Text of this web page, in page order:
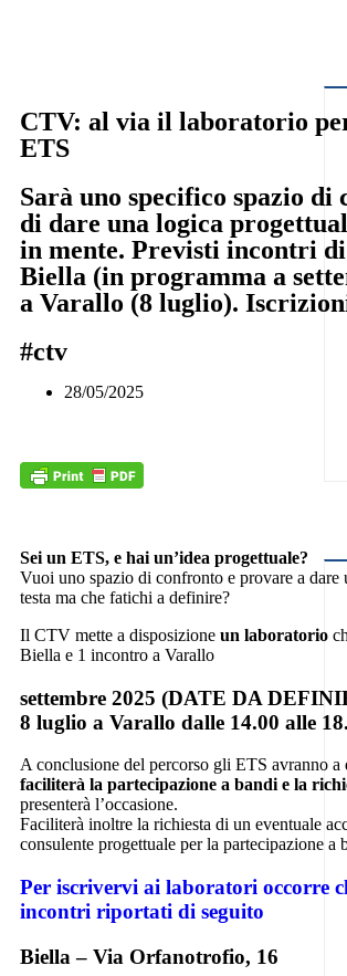
CTV: al via il laboratorio
ETS
Sarà uno specifico spazio
di dare una logica
in mente. Previsti incontri
Biella (in programma a
a Varallo (8 luglio).
#ctv
28/05/2025
Sei un ETS, e hai un’idea progettuale?
Vuoi uno spazio di confronto e provare a dare
testa ma che fatichi a definire?
Il CTV mette a disposizione un laboratorio
Biella e 1 incontro a Varallo
settembre 2025 (DATE DA
8 luglio a Varallo dalle 14.00 alle
A conclusione del percorso gli ETS avranno a
faciliterà la partecipazione a bandi e la
presenterà l’occasione.
Faciliterà inoltre la richiesta di un eventuale
consulente progettuale per la partecipazione a
Per iscrivervi ai laboratori occorre
incontri riportati di seguito
Biella – Via Orfanotrofio, 16